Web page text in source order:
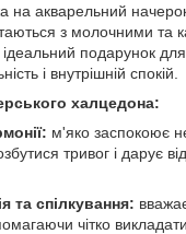
на акварельний
з молочними та
подарунок для
і внутрішній спокій.
халцедона:
м'яко заспокоює
тривог і дарує
та спілкування:
чітко